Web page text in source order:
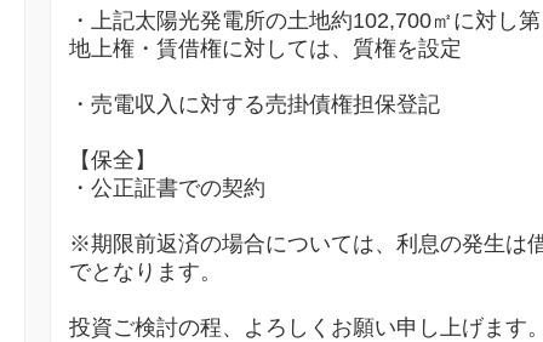
・上記太陽光発電所の土地約102,700㎡に対し
地上権・賃借権に対しては、質権を設定
・売電収入に対する売掛債権担保登記
【保全】
・公正証書での契約
※期限前返済の場合については、利息の発生は
でとなります。
投資ご検討の程、よろしくお願い申し上げます